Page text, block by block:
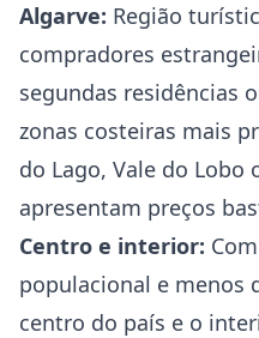
Algarve: Região
compradores
segundas residências
zonas costeiras mais
do Lago, Vale do Lobo
apresentam preços
Centro e interior:
populacional e menos
centro do país e o